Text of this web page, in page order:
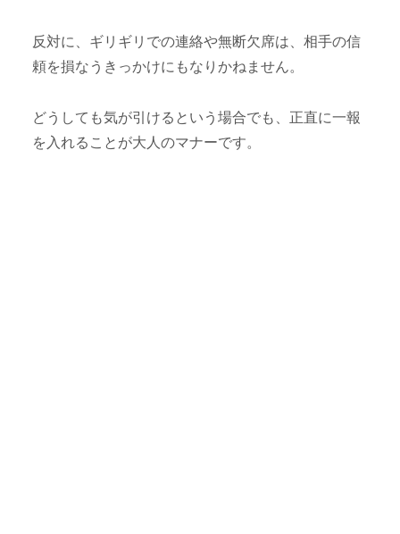
反対に、ギリギリでの連絡や無断欠席は、相手の信
頼を損なうきっかけにもなりかねません。
どうしても気が引けるという場合でも、正直に一報
を入れることが大人のマナーです。